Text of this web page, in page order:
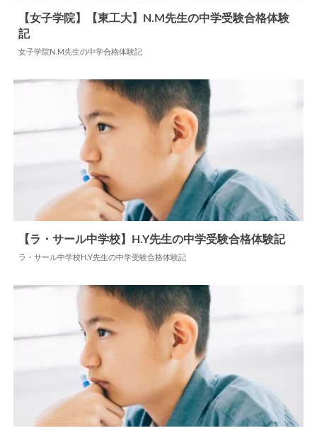
中学合格体験記
【女子学院】【東工大】N.M先生の中学受験合格体験
記
女子学院N.M先生の中学合格体験記
【ラ・サール中学校】H.Y先生の中学受験合格体験記
ラ・サール中学校H.Y先生の中学受験合格体験記